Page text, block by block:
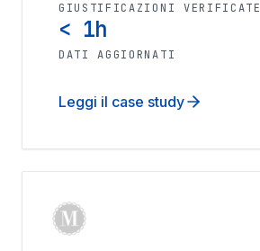
GIUSTIFICAZIONI VERIFICATE
< 1h
DATI AGGIORNATI
Leggi il case study